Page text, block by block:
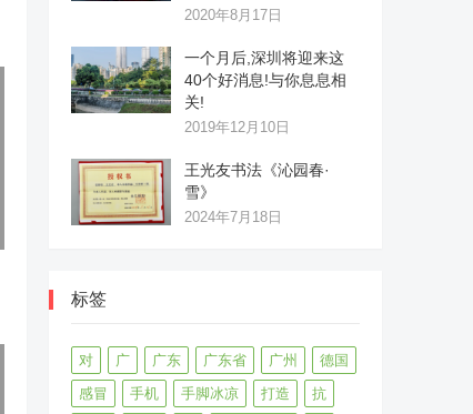
2020年8月17日
一个月后,深圳将迎来这
40个好消息!与你息息相
关!
2019年12月10日
王光友书法《沁园春·
雪》
2024年7月18日
标签
对 广 广东 广东省 广州
德国
感冒
手机 手脚冰凉 打造
抗